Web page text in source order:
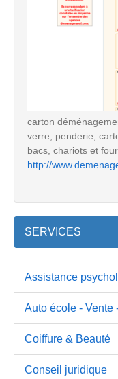
carton
verre, penderie,
bacs, chariots et
http://
SERVICES
Assistance
Auto école - Vente
Coiffure & Beauté
Conseil juridique